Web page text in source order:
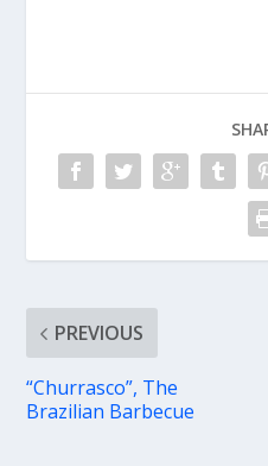
PREVIOUS
“Churrasco”, The
Brazilian Barbecue